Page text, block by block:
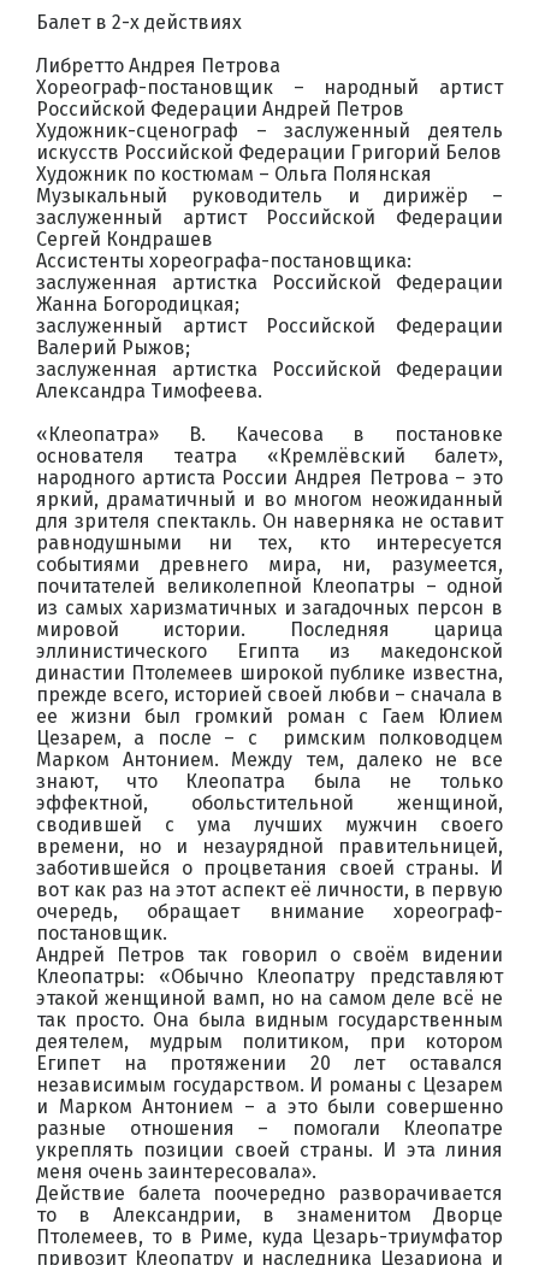
Балет в 2-х действиях
Либретто Андрея Петрова
Хореограф-постановщик – народный артист
Российской Федерации Андрей Петров
Художник-сценограф – заслуженный деятель
искусств Российской Федерации Григорий Белов
Художник по костюмам – Ольга Полянская
Музыкальный руководитель и дирижёр –
заслуженный артист Российской Федерации
Сергей Кондрашев
Ассистенты хореографа-постановщика:
заслуженная артистка Российской Федерации
Жанна Богородицкая;
заслуженный артист Российской Федерации
Валерий Рыжов;
заслуженная артистка Российской Федерации
Александра Тимофеева.
«Клеопатра» В. Качесова в постановке
основателя театра «Кремлёвский балет»,
народного артиста России Андрея Петрова – это
яркий, драматичный и во многом неожиданный
для зрителя спектакль. Он наверняка не оставит
равнодушными ни тех, кто интересуется
событиями древнего мира, ни, разумеется,
почитателей великолепной Клеопатры – одной
из самых харизматичных и загадочных персон в
мировой истории. Последняя царица
эллинистического Египта из македонской
династии Птолемеев широкой публике известна,
прежде всего, историей своей любви – сначала в
ее жизни был громкий роман с Гаем Юлием
Цезарем, а после – с римским полководцем
Марком Антонием. Между тем, далеко не все
знают, что Клеопатра была не только
эффектной, обольстительной женщиной,
сводившей с ума лучших мужчин своего
времени, но и незаурядной правительницей,
заботившейся о процветания своей страны. И
вот как раз на этот аспект её личности, в первую
очередь, обращает внимание хореограф-
постановщик.
Андрей Петров так говорил о своём видении
Клеопатры: «Обычно Клеопатру представляют
этакой женщиной вамп, но на самом деле всё не
так просто. Она была видным государственным
деятелем, мудрым политиком, при котором
Египет на протяжении 20 лет оставался
независимым государством. И романы с Цезарем
и Марком Антонием – а это были совершенно
разные отношения – помогали Клеопатре
укреплять позиции своей страны. И эта линия
меня очень заинтересовала».
Действие балета поочередно разворачивается
то в Александрии, в знаменитом Дворце
Птолемеев, то в Риме, куда Цезарь-триумфатор
привозит Клеопатру и наследника Цезариона и